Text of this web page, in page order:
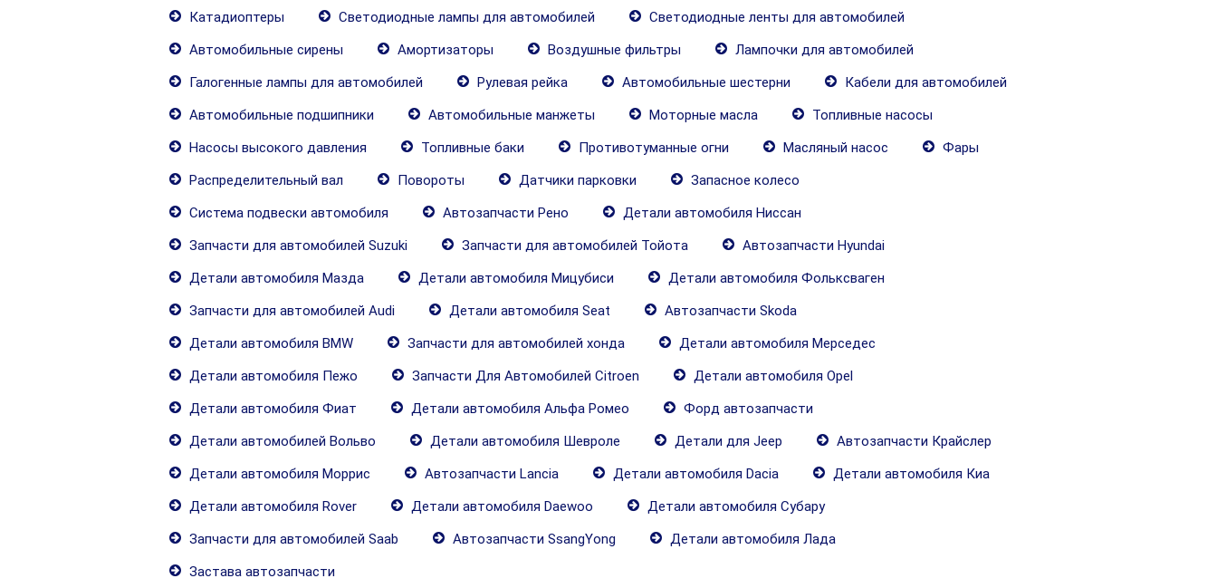
Катадиоптеры
Светодиодные лампы для автомобилей
Светодиодные ленты для автомобилей
Автомобильные сирены
Амортизаторы Воздушные фильтры
Лампочки для автомобилей
Галогенные лампы для автомобилей
Рулевая рейка Автомобильные шестерни
Кабели для автомобилей
Автомобильные подшипники
Автомобильные манжеты Моторные масла
Топливные насосы
Насосы высокого давления
Топливные баки Противотуманные огни Масляный насос
Фары
Распределительный вал
Повороты Датчики парковки
Запасное колесо
Система подвески автомобиля
Автозапчасти Рено
Детали автомобиля Ниссан
Запчасти для автомобилей Suzuki
Запчасти для автомобилей Тойота
Автозапчасти Hyundai
Детали автомобиля Мазда
Детали автомобиля Мицубиси
Детали автомобиля Фольксваген
Запчасти для автомобилей Audi
Детали автомобиля Seat
Автозапчасти Skoda
Детали автомобиля BMW
Запчасти для автомобилей хонда
Детали автомобиля Мерседес
Детали автомобиля Пежо
Запчасти Для Автомобилей Citroen
Детали автомобиля Opel
Детали автомобиля Фиат
Детали автомобиля Альфа Ромео
Форд автозапчасти
Детали автомобилей Вольво
Детали автомобиля Шевроле Детали для Jeep
Автозапчасти Крайслер
Детали автомобиля Моррис
Автозапчасти Lancia Детали автомобиля Dacia
Детали автомобиля Киа
Детали автомобиля Rover
Детали автомобиля Daewoo
Детали автомобиля Субару
Запчасти для автомобилей Saab
Автозапчасти SsangYong
Детали автомобиля Лада
Застава автозапчасти